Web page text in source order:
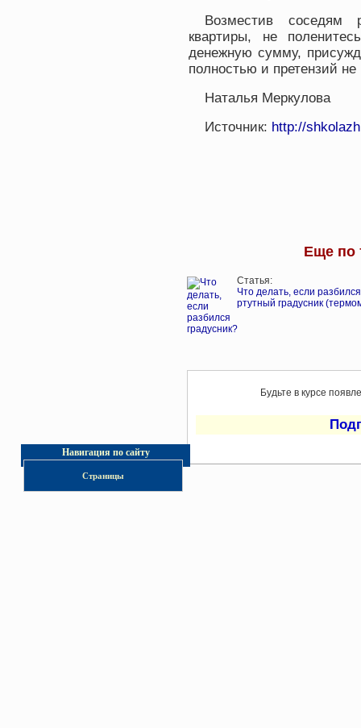
Возместив соседям
квартиры, не
денежную сумму,
полностью и претензий
Наталья Меркулова
Источник: http://
Еще по
Статья:
Что делать, если разбился
ртутный градусник
Будьте в курсе
Навигация по сайту
Страницы